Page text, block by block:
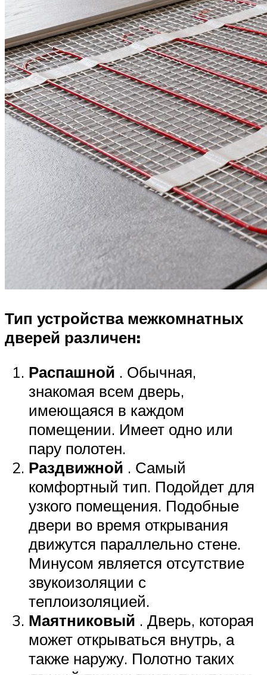
Тип устройства межкомнатных
дверей различен:
Распашной . Обычная,
знакомая всем дверь,
имеющаяся в каждом
помещении. Имеет одно или
пару полотен.
Раздвижной . Самый
комфортный тип. Подойдет для
узкого помещения. Подобные
двери во время открывания
движутся параллельно стене.
Минусом является отсутствие
звукоизоляции с
теплоизоляцией.
Маятниковый . Дверь, которая
может открываться внутрь, а
также наружу. Полотно таких